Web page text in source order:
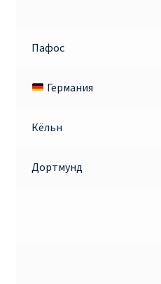
Пафос
Германия
Кёльн
Дортмунд